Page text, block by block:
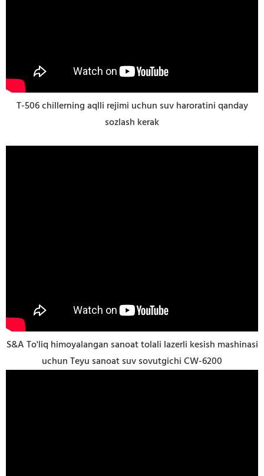
T-506 chillerning aqlli rejimi uchun suv haroratini qanday
sozlash kerak
S&A To'liq himoyalangan sanoat tolali lazerli kesish mashinasi
uchun Teyu sanoat suv sovutgichi CW-6200